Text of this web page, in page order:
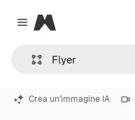
Close menu
Magnific
Crea un'immagine IA